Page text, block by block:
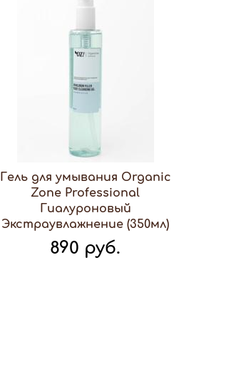
Гель для умывания Organic
Zone Professional
Гиалуроновый
Экстраувлажнение (350мл)
890 руб.